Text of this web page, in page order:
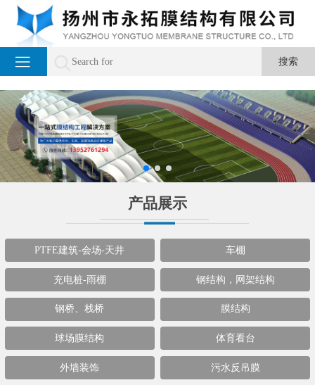
产品展示
PTFE建筑-会场-天井 车棚
充电桩-雨棚 钢结构，网架结构
钢桥、栈桥 膜结构
球场膜结构 体育看台
外墙装饰 污水反吊膜